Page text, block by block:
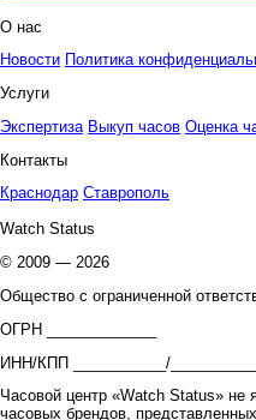
О нас
Новости Политика
Услуги
Экспертиза Выкуп часов Оценка
Контакты
Краснодар Ставрополь
Watch Status
© 2009 — 2026
Общество с ограниченной
ОГРН _____________
ИНН/КПП ___________/
Часовой центр «Watch Status»
часовых брендов,